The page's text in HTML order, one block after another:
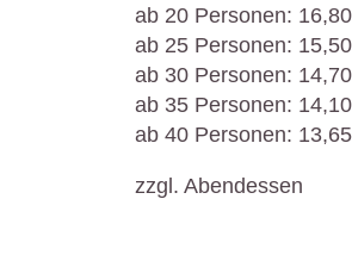
ab 20 Personen:
ab 25 Personen:
ab 30 Personen:
ab 35 Personen:
ab 40 Personen:
zzgl. Abendessen